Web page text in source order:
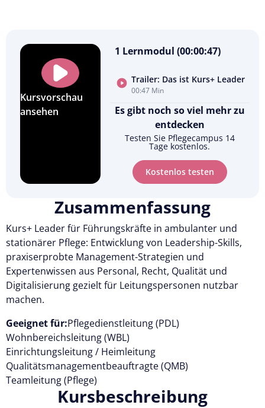
Kursvorschau
ansehen
1 Lernmodul (00:00:47)
Trailer: Das ist Kurs+ Leader
00:47 Min
Es gibt noch so viel mehr zu
entdecken
Testen Sie Pflegecampus 14
Tage kostenlos.
Kostenlos testen
Zusammenfassung
Kurs+ Leader für Führungskräfte in ambulanter und
stationärer Pflege: Entwicklung von Leadership-Skills,
praxiserprobte Management-Strategien und
Expertenwissen aus Personal, Recht, Qualität und
Digitalisierung gezielt für Leitungspersonen nutzbar
machen.
Geeignet für:Pflegedienstleitung (PDL)
Wohnbereichsleitung (WBL)
Einrichtungsleitung / Heimleitung
Qualitätsmanagementbeauftragte (QMB)
Teamleitung (Pflege)
Kursbeschreibung